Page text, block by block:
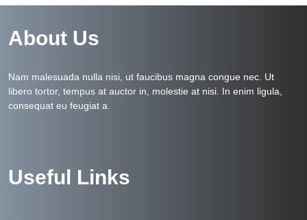
About Us
Nam malesuada nulla nisi, ut faucibus magna congue nec. Ut
libero tortor, tempus at auctor in, molestie at nisi. In enim ligula,
consequat eu feugiat a.
Useful Links